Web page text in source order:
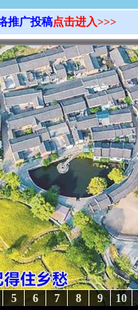
推广投稿点击进入>>>
10
9
8
7
6
5